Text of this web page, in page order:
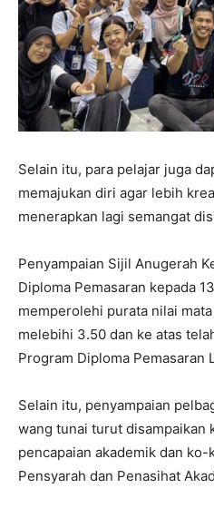
Selain itu, para pelajar juga
memajukan diri agar lebih
menerapkan lagi semangat
Penyampaian Sijil Anugerah
Diploma Pemasaran kepada
memperolehi purata nilai
melebihi 3.50 dan ke atas
Program Diploma Pemasaran
Selain itu, penyampaian
wang tunai turut disampaikan
pencapaian akademik dan
Pensyarah dan Penasihat